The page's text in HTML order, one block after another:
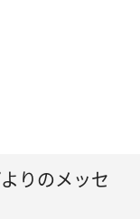
りのメッセ